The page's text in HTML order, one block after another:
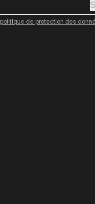
politique de protection des